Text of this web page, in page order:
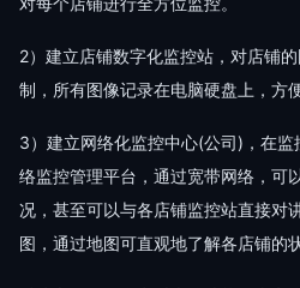
2）建立店铺数字化监控站，对店铺
制，所有图像记录在电脑硬盘上，方
3）建立网络化监控中心(公司)，在
络监控管理平台，通过宽带网络，可
况，甚至可以与各店铺监控站直接对
图，通过地图可直观地了解各店铺的